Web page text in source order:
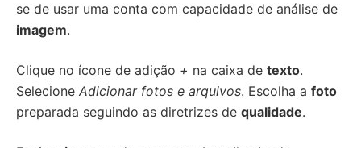
se de usar uma conta com capacidade de análise de
imagem.
Clique no ícone de adição + na caixa de texto.
Selecione Adicionar fotos e arquivos. Escolha a foto
preparada seguindo as diretrizes de qualidade.